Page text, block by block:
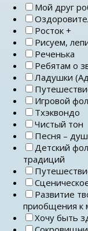
Мой друг
Росток +
Рисуем,
Реченька
Ребятам о
Ладушки
Игровой
Тхэквондо
Чистый тон
Песня –
Детский
традиций
Развитие
приобщения к
Хочу быть